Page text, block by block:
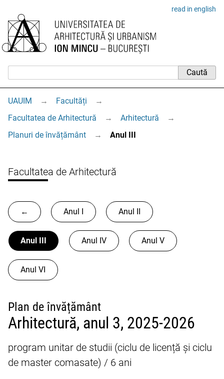
read in english
UAUIM → Facultăți
→
Facultatea de Arhitectură
→ Arhitectură
→
Planuri de învățământ
→ Anul III
Facultatea de Arhitectură
← Anul I Anul II
Anul III Anul IV Anul V
Anul VI
Plan de învățământ
Arhitectură, anul 3, 2025-2026
program unitar de studii (ciclu de licență și ciclu
de master comasate) / 6 ani